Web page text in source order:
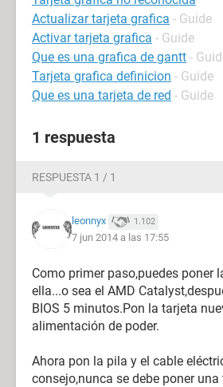
PD: si necesitais cualquier
Actualizar tarjeta grafica - Guide
Activar tarjeta grafica - Guide
Que es una grafica de gantt -
Tarjeta grafica definicion - Guide
Que es una tarjeta de red - Guide
1 respuesta
RESPUESTA 1 / 1
leonnyx 1.102
7 jun 2014 a las 17:55
Como primer paso,puedes poner
ella...o sea el AMD
BIOS 5 minutos.Pon la tarjeta
alimentación de poder.
Ahora pon la pila y el cable
consejo,nunca se debe poner